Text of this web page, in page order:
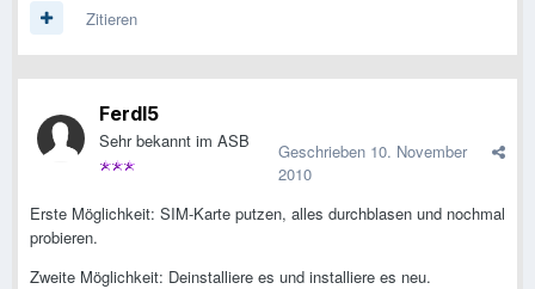
Zitieren
Ferdl5
Sehr bekannt im ASB Geschrieben 10. November
2010
Erste Möglichkeit: SIM-Karte putzen, alles durchblasen und nochmal
probieren.
Zweite Möglichkeit: Deinstalliere es und installiere es neu.